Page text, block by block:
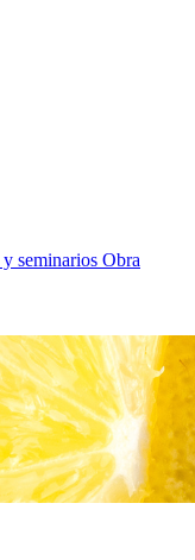
seminarios Obra